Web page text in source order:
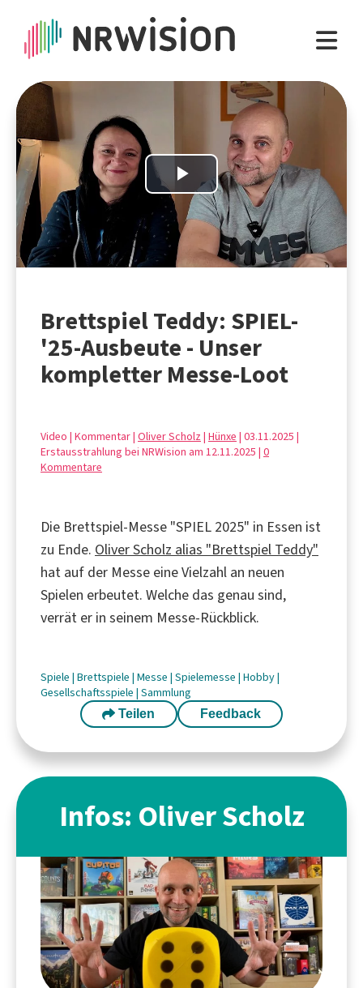
Play
Video
Brettspiel Teddy: SPIEL-
'25-Ausbeute - Unser
kompletter Messe-Loot
Video | Kommentar | Oliver Scholz| Hünxe | 03.11.2025 |
Erstausstrahlung bei NRWision am 12.11.2025 | 0
Kommentare
Die Brettspiel-Messe "SPIEL 2025" in Essen ist
zu Ende. Oliver Scholz alias "Brettspiel Teddy"
hat auf der Messe eine Vielzahl an neuen
Spielen erbeutet. Welche das genau sind,
verrät er in seinem Messe-Rückblick.
Spiele | Brettspiele | Messe | Spielemesse | Hobby|
Gesellschaftsspiele | Sammlung
Teilen Feedback
Infos: Oliver Scholz